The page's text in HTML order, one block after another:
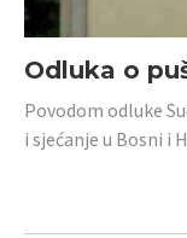
Odluka o
Povodom odluke
i sjećanje u Bosni i